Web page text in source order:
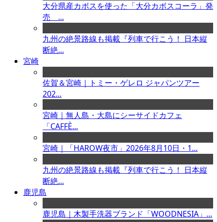
大分県産カボスを使った「大分カボスコーラ」発
売 ...
九州の絶景路線も掲載『列車で行こう！ 日本縦
断絶...
宮崎
佐賀＆宮崎｜トミー・ゲレロ ジャパンツアー
202...
宮崎｜無人島・大島にシーサイドカフェ
「CAFFÈ...
宮崎｜「HAROW夜市」2026年8月10日・1...
九州の絶景路線も掲載『列車で行こう！ 日本縦
断絶...
鹿児島
鹿児島｜木製手洗器ブランド「WOODNESIA」...